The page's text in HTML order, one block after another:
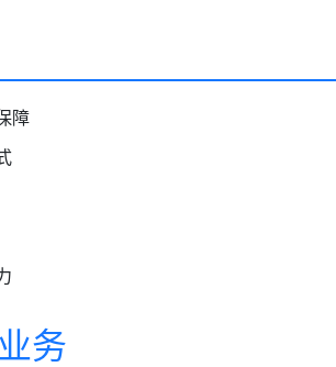
障
务